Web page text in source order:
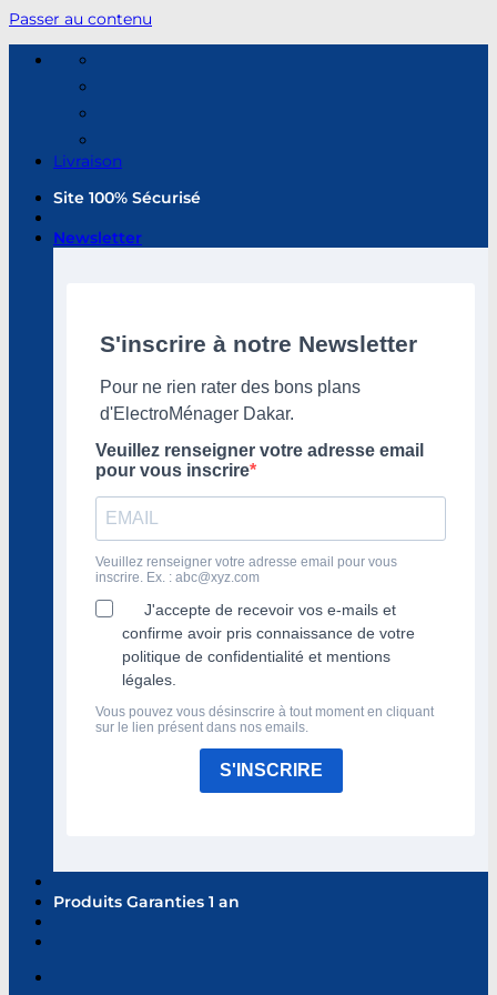
Passer au contenu
Livraison
Site 100% Sécurisé
Newsletter
S'inscrire à notre Newsletter
Pour ne rien rater des bons plans
d'ElectroMénager Dakar.
Veuillez renseigner votre adresse email
pour vous inscrire
Veuillez renseigner votre adresse email pour vous
inscrire. Ex. : abc@xyz.com
J'accepte de recevoir vos e-mails et
confirme avoir pris connaissance de votre
politique de confidentialité et mentions
légales.
Vous pouvez vous désinscrire à tout moment en cliquant
sur le lien présent dans nos emails.
S'INSCRIRE
Produits Garanties 1 an